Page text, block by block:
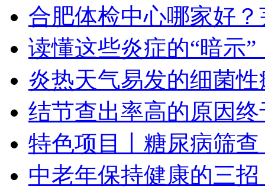
合肥体检中心哪家好
读懂这些炎症的“暗示
炎热天气易发的细菌
结节查出率高的原因
特色项目丨糖尿病筛
中老年保持健康的三